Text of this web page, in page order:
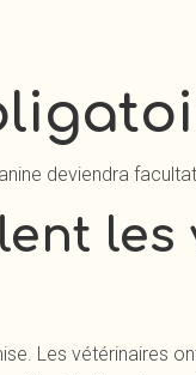
deviendra
les
Les vétérinaires